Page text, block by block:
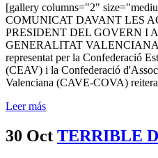
[gallery columns="2"
COMUNICAT DAVANT LES
PRESIDENT DEL GOVERN I
GENERALITAT
representat per la Confederació
(CEAV) i la Confederació
Valenciana (CAVE-COVA) reitera
Leer más
30 Oct TERRIBLE